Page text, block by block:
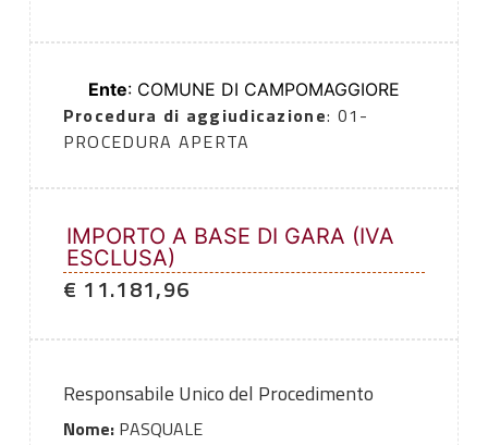
Ente: COMUNE DI CAMPOMAGGIORE
Procedura di aggiudicazione: 01-
PROCEDURA APERTA
IMPORTO A BASE DI GARA (IVA
ESCLUSA)
€ 11.181,96
Responsabile Unico del Procedimento
Nome:PASQUALE